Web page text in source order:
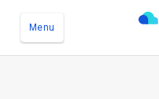
Menu